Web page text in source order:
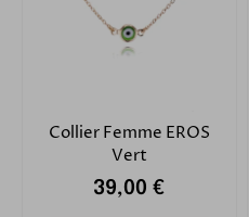
Collier Femme EROS
Vert
39,00 €